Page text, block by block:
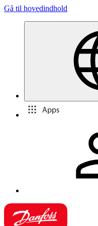
Gå til hovedindhold
Apps